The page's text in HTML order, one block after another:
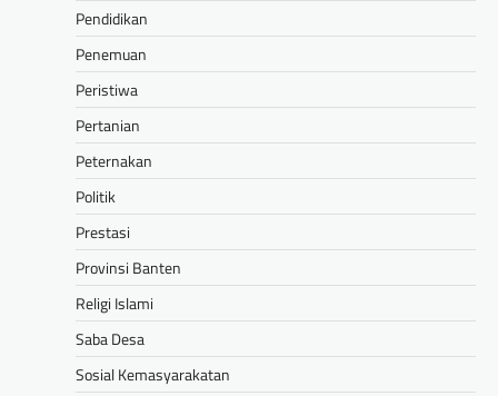
Pendidikan
Penemuan
Peristiwa
Pertanian
Peternakan
Politik
Prestasi
Provinsi Banten
Religi Islami
Saba Desa
Sosial Kemasyarakatan